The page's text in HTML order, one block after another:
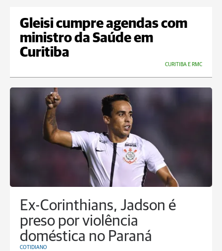
Gleisi cumpre agendas com
ministro da Saúde em
Curitiba
CURITIBA E RMC
Ex-Corinthians, Jadson é
preso por violência
doméstica no Paraná
COTIDIANO